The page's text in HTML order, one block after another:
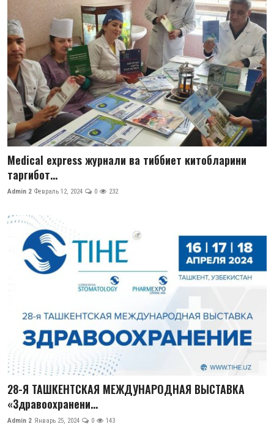
Medical express журнали ва тиббиет китобларини
таргибот...
Admin 2 Февраль 12, 2024 0 232
28-Я ТАШКЕНТСКАЯ МЕЖДУНАРОДНАЯ ВЫСТАВКА
«Здравоохранени...
Admin 2 Январь 25, 2024 0 143